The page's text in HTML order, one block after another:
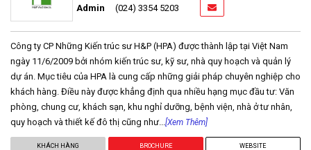
Admin (024) 3354 5203
Công ty CP Những Kiến trúc sư H&P (HPA) được thành lập tại Việt Nam
ngày 11/6/2009 bởi nhóm kiến trúc sư, kỹ sư, nhà quy hoạch và quản lý
dự án. Mục tiêu của HPA là cung cấp những giải pháp chuyên nghiệp cho
khách hàng. Điều này được khẳng định qua nhiều hạng mục đầu tư: Văn
phòng, chung cư, khách sạn, khu nghỉ dưỡng, bệnh viện, nhà ở tư nhân,
quy hoạch và thiết kế đô thị cũng như... [Xem Thêm]
KHÁCH HÀNG BROCHURE WEBSITE